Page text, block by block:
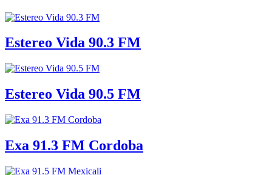
Estereo Vida 90.3 FM
Estereo Vida 90.5 FM
Exa 91.3 FM Cordoba